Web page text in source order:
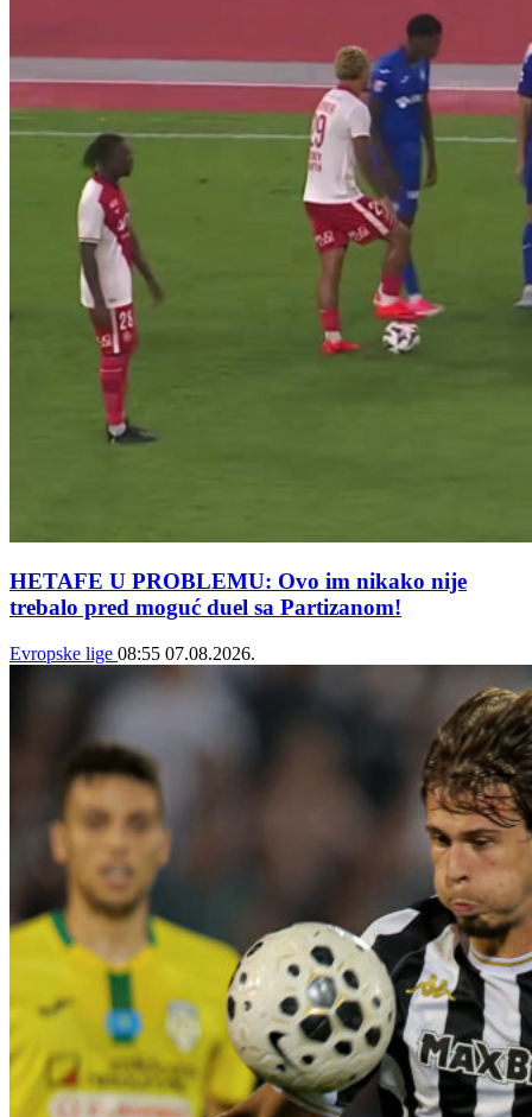
HETAFE U PROBLEMU: Ovo im nikako nije
trebalo pred moguć duel sa Partizanom!
Evropske lige 08:55 07.08.2026.